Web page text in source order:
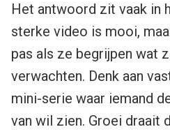
Het antwoord zit vaak in
sterke video is mooi,
pas als ze begrijpen wat
verwachten. Denk aan
mini-serie waar iemand
van wil zien. Groei draait